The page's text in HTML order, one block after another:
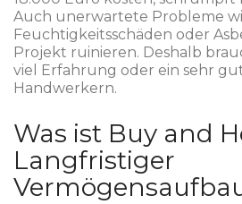
Auch unerwartete Probleme
Feuchtigkeitsschäden oder
Projekt ruinieren. Deshalb
viel Erfahrung oder ein sehr
Handwerkern.
Was ist Buy and
Langfristiger